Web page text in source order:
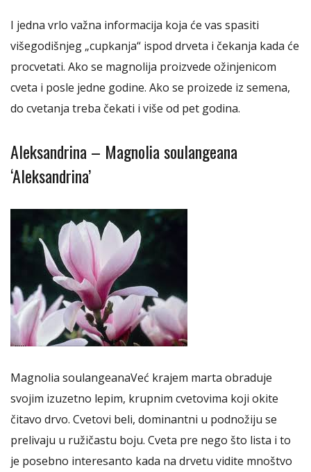
I jedna vrlo važna informacija koja će vas spasiti
višegodišnjeg „cupkanja“ ispod drveta i čekanja kada će
procvetati. Ako se magnolija proizvede ožinjenicom
cveta i posle jedne godine. Ako se proizede iz semena,
do cvetanja treba čekati i više od pet godina.
Aleksandrina – Magnolia soulangeana
‘Aleksandrina’
Magnolia soulangeanaVeć krajem marta obraduje
svojim izuzetno lepim, krupnim cvetovima koji okite
čitavo drvo. Cvetovi beli, dominantni u podnožiju se
prelivaju u ružičastu boju. Cveta pre nego što lista i to
je posebno interesanto kada na drvetu vidite mnoštvo